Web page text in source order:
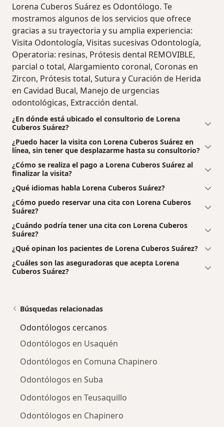
Lorena Cuberos Suárez es Odontólogo. Te
mostramos algunos de los servicios que ofrece
gracias a su trayectoria y su amplia experiencia:
Visita Odontología, Visitas sucesivas Odontología,
Operatoria: resinas, Prótesis dental REMOVIBLE,
parcial o total, Alargamiento coronal, Coronas en
Zircon, Prótesis total, Sutura y Curación de Herida
en Cavidad Bucal, Manejo de urgencias
odontológicas, Extracción dental.
¿En dónde está ubicado el consultorio de Lorena
Cuberos Suárez?
¿Puedo hacer la visita con Lorena Cuberos Suárez en
línea, sin tener que desplazarme hasta su consultorio?
¿Cómo se realiza el pago a Lorena Cuberos Suárez al
finalizar la visita?
¿Qué idiomas habla Lorena Cuberos Suárez?
¿Cómo puedo reservar una cita con Lorena Cuberos
Suárez?
¿Cuándo podría tener una cita con Lorena Cuberos
Suárez?
¿Qué opinan los pacientes de Lorena Cuberos Suárez?
¿Cuáles son las aseguradoras que acepta Lorena
Cuberos Suárez?
Búsquedas relacionadas
Odontólogos cercanos
Odontólogos en Usaquén
Odontólogos en Comuna Chapinero
Odontólogos en Suba
Odontólogos en Teusaquillo
Odontólogos en Chapinero